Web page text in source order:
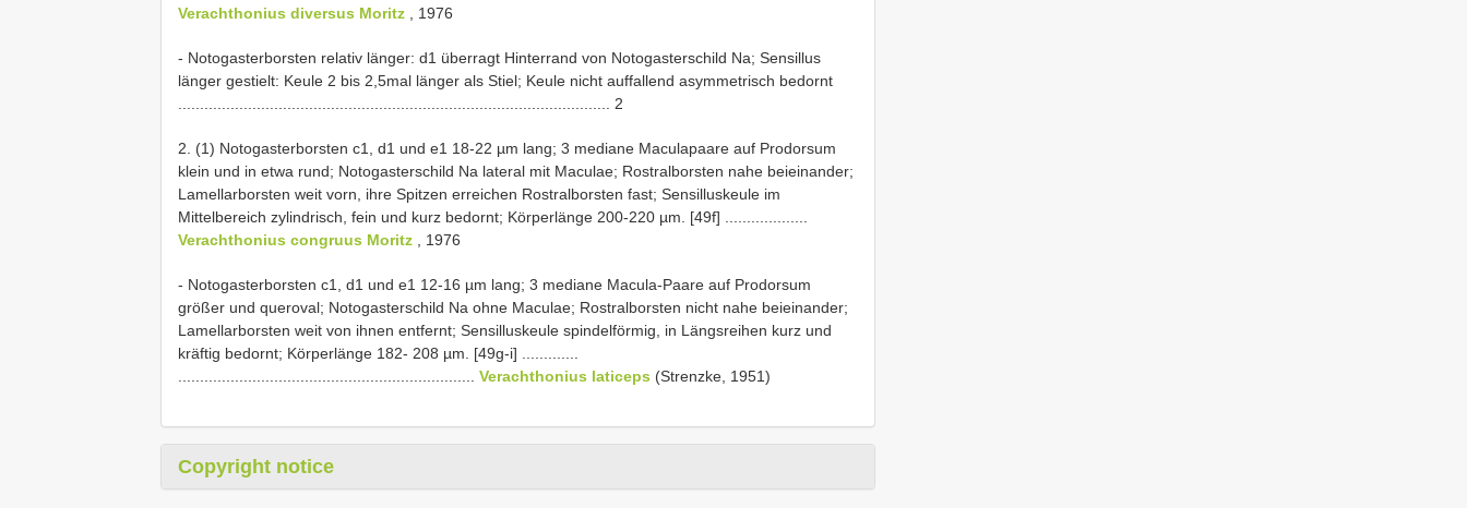
Verachthonius diversus Moritz , 1976
- Notogasterborsten relativ länger: d1 überragt Hinterrand von Notogasterschild Na; Sensillus
länger gestielt: Keule 2 bis 2,5mal länger als Stiel; Keule nicht auffallend asymmetrisch bedornt
................................................................................................... 2
2. (1) Notogasterborsten c1, d1 und e1 18-22 µm lang; 3 mediane Maculapaare auf Prodorsum
klein und in etwa rund; Notogasterschild Na lateral mit Maculae; Rostralborsten nahe beieinander;
Lamellarborsten weit vorn, ihre Spitzen erreichen Rostralborsten fast; Sensilluskeule im
Mittelbereich zylindrisch, fein und kurz bedornt; Körperlänge 200-220 µm. [49f] ...................
Verachthonius congruus Moritz , 1976
- Notogasterborsten c1, d1 und e1 12-16 µm lang; 3 mediane Macula-Paare auf Prodorsum
größer und queroval; Notogasterschild Na ohne Maculae; Rostralborsten nicht nahe beieinander;
Lamellarborsten weit von ihnen entfernt; Sensilluskeule spindelförmig, in Längsreihen kurz und
kräftig bedornt; Körperlänge 182- 208 µm. [49g-i] .............
Verachthonius laticeps (Strenzke, 1951)
Copyright notice